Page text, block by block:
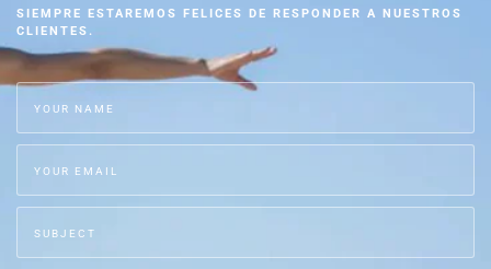
SIEMPRE ESTAREMOS FELICES DE RESPONDER A NUESTROS
CLIENTES.